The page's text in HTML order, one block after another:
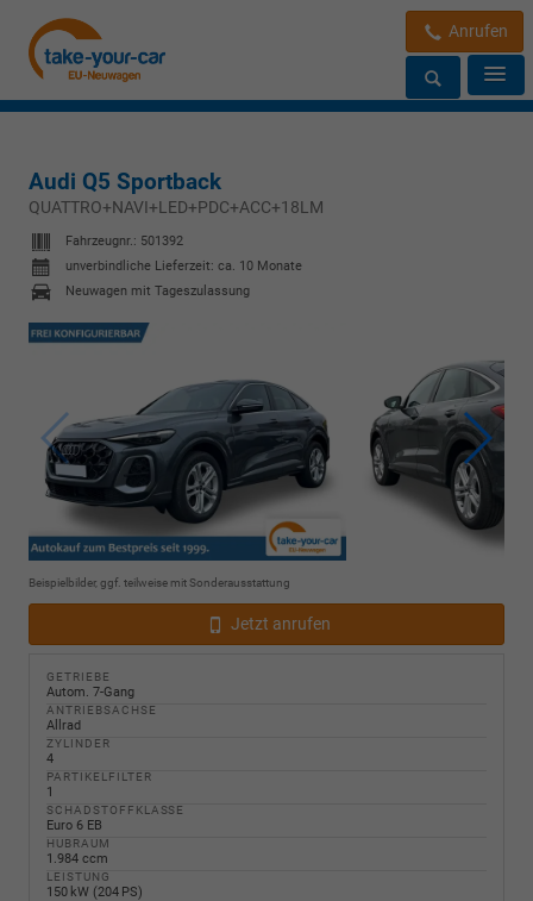
Anrufen
Audi Q5 Sportback
QUATTRO+NAVI+LED+PDC+ACC+18LM
Fahrzeugnr.: 501392
unverbindliche Lieferzeit: ca. 10 Monate
Neuwagen mit Tageszulassung
Beispielbilder, ggf. teilweise mit Sonderausstattung
Jetzt anrufen
GETRIEBE
Autom. 7-Gang
ANTRIEBSACHSE
Allrad
ZYLINDER
4
PARTIKELFILTER
1
SCHADSTOFFKLASSE
Euro 6 EB
HUBRAUM
1.984 ccm
LEISTUNG
150 kW (204 PS)